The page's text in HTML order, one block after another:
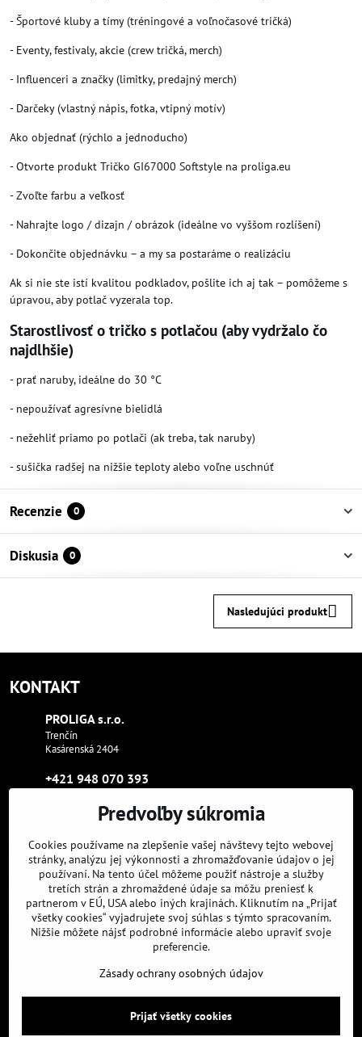
- Športové kluby a tímy (tréningové a voľnočasové tričká)
- Eventy, festivaly, akcie (crew tričká, merch)
- Influenceri a značky (limitky, predajný merch)
- Darčeky (vlastný nápis, fotka, vtipný motív)
Ako objednať (rýchlo a jednoducho)
- Otvorte produkt Tričko GI67000 Softstyle na proliga.eu
- Zvoľte farbu a veľkosť
- Nahrajte logo / dizajn / obrázok (ideálne vo vyššom rozlíšení)
- Dokončite objednávku – a my sa postaráme o realizáciu
Ak si nie ste istí kvalitou podkladov, pošlite ich aj tak – pomôžeme s
úpravou, aby potlač vyzerala top.
Starostlivosť o tričko s potlačou (aby vydržalo čo
najdlhšie)
- prať naruby, ideálne do 30 °C
- nepoužívať agresívne bielidlá
- nežehliť priamo po potlači (ak treba, tak naruby)
- sušička radšej na nižšie teploty alebo voľne uschnúť
Recenzie 0
Diskusia 0
Nasledujúci produkt
KONTAKT
PROLIGA s​.r​.o​.
Trenčín
Kasárenská 2404
+421 948 070 393
proliga​@proliga​.eu
Sme tam, kde aj vy:
Facebook Instagram Youtube
NAVIGÁCIA
PRE ZÁKAZNÍKOV
©2026Copyright
Predvoľby súkromiaZásady ochrany osobných údajov
Predvoľby súkromia
Cookies používame na zlepšenie vašej návštevy tejto webovej
stránky, analýzu jej výkonnosti a zhromažďovanie údajov o jej
používaní. Na tento účel môžeme použiť nástroje a služby
tretích strán a zhromaždené údaje sa môžu preniesť k
partnerom v EÚ, USA alebo iných krajinách. Kliknutím na „Prijať
všetky cookies“ vyjadrujete svoj súhlas s týmto spracovaním.
Nižšie môžete nájsť podrobné informácie alebo upraviť svoje
preferencie.
Zásady ochrany osobných údajov
Prijať všetky cookies